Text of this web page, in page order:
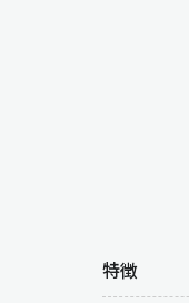
特徴